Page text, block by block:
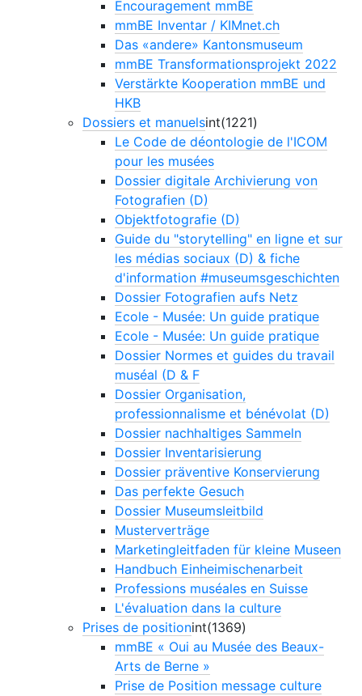
Encouragement mmBE
mmBE Inventar / KIMnet.ch
Das «andere» Kantonsmuseum
mmBE Transformationsprojekt 2022
Verstärkte Kooperation mmBE und
HKB
Dossiers et manuelsint(1221)
Le Code de déontologie de l'ICOM
pour les musées
Dossier digitale Archivierung von
Fotografien (D)
Objektfotografie (D)
Guide du "storytelling" en ligne et sur
les médias sociaux (D) & fiche
d'information #museumsgeschichten
Dossier Fotografien aufs Netz
Ecole - Musée: Un guide pratique
Ecole - Musée: Un guide pratique
Dossier Normes et guides du travail
muséal (D & F
Dossier Organisation,
professionnalisme et bénévolat (D)
Dossier nachhaltiges Sammeln
Dossier Inventarisierung
Dossier präventive Konservierung
Das perfekte Gesuch
Dossier Museumsleitbild
Musterverträge
Marketingleitfaden für kleine Museen
Handbuch Einheimischenarbeit
Professions muséales en Suisse
L'évaluation dans la culture
Prises de positionint(1369)
mmBE « Oui au Musée des Beaux-
Arts de Berne »
Prise de Position message culture